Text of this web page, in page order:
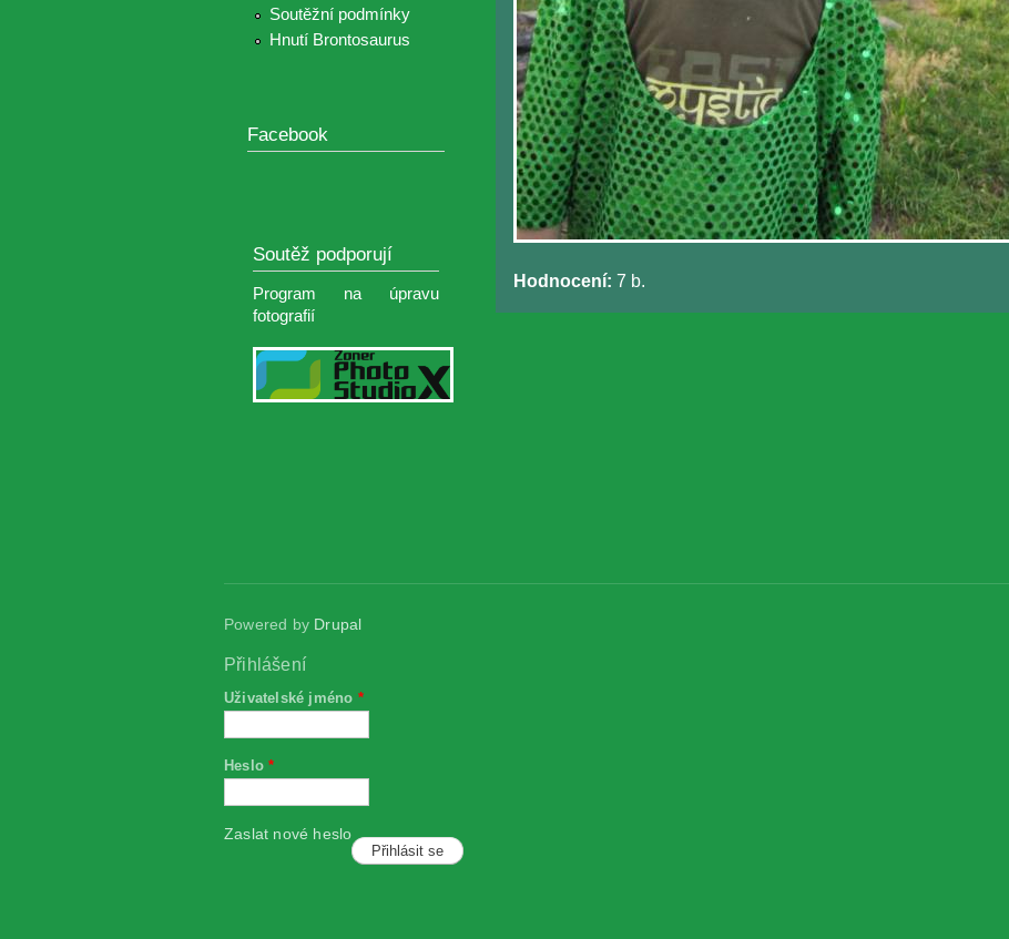
Soutěžní podmínky
Hnutí Brontosaurus
Facebook
Soutěž podporují
Program na úpravu
fotografií
Hodnocení: 7 b.
Powered by Drupal
Přihlášení
Uživatelské jméno *
Heslo*
Zaslat nové heslo